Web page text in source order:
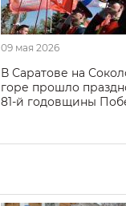
09 мая 2026
В Саратове на
горе прошло
81-й годовщины